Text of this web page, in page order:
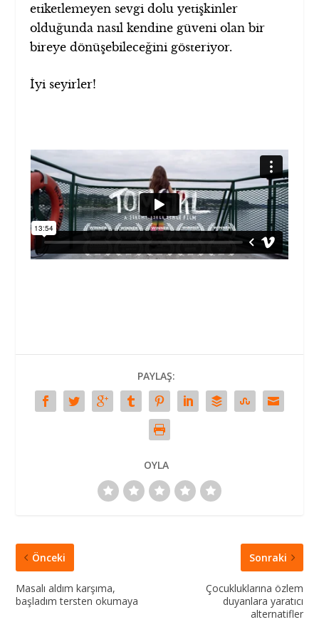
etiketlemeyen sevgi dolu yetişkinler
olduğunda nasıl kendine güveni olan bir
bireye dönüşebileceğini gösteriyor.
İyi seyirler!
PAYLAŞ:
OYLA
Önceki
Masalı aldım karşıma,
başladım tersten okumaya
Sonraki
Çocukluklarına özlem
duyanlara yaratıcı
alternatifler